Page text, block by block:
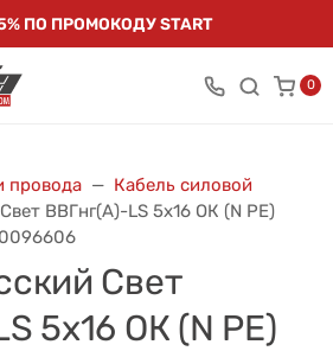
ПО ПРОМОКОДУ START
0
провода
Кабель силовой
ВВГнг(А)-LS 5х16 ОК (N PE)
Свет
5х16 ОК (N PE)